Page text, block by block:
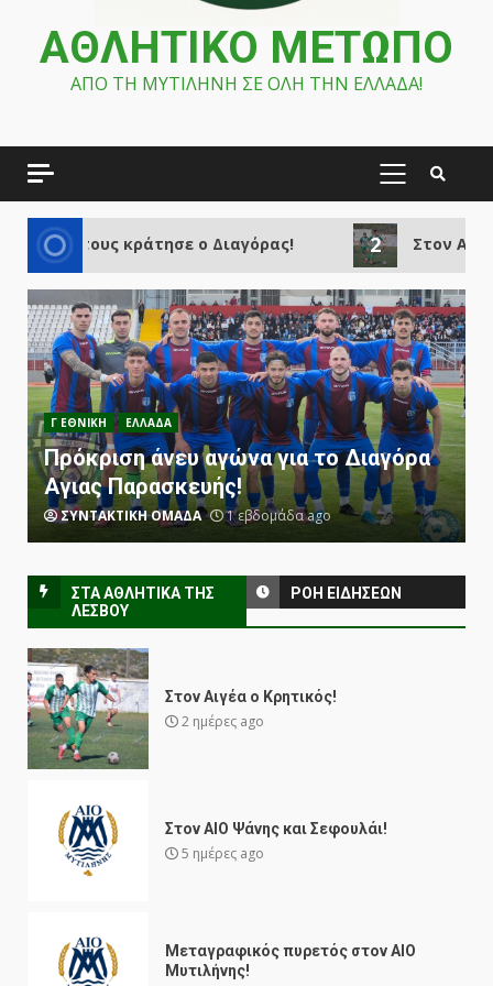
ΑΘΛΗΤΙΚΟ ΜΕΤΩΠΟ
ΑΠΟ ΤΗ ΜΥΤΙΛΗΝΗ ΣΕ ΟΛΗ ΤΗΝ ΕΛΛΑΔΑ!
PRIMARY
και τους κράτησε ο Διαγόρας! Στον Αιγέα ο
SUPER LEAGUE 1 ΕΛΛΑΔΑ
Η Καλαμάτα ανακοίνωσε την έδρα για
το πρώτο της παιχνίδι!
ΣΥΝΤΑΚΤΙΚΗ ΟΜΑΔΑ 3 εβδομάδες ago
ΣΤΑ ΑΘΛΗΤΙΚΑ ΤΗΣ
ΛΈΣΒΟΥ
ΡΟΗ ΕΙΔΗΣΕΩΝ
Στον Αιγέα ο Κρητικός!
2 ημέρες ago
Στον ΑΙΟ Ψάνης και Σεφουλάι!
5 ημέρες ago
Μεταγραφικός πυρετός στον ΑΙΟ
Μυτιλήνης!